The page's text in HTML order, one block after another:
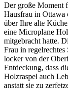
Der große Moment
Hausfrau in Ottawa
über Ihre alte
eine Microplane
mitgebracht hatte.
Frau in
locker von der
Entdeckung, dass
Holzraspel auch
anstatt sie zu